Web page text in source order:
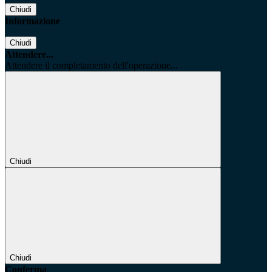
Chiudi
Informazione
Chiudi
Attendere...
Attendere il completamento dell'operazione...
Chiudi
Chiudi
Conferma